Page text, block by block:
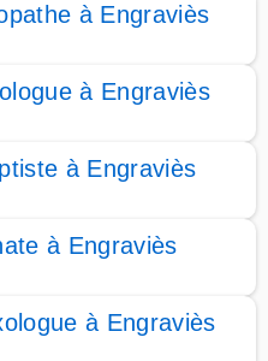
à Engraviès
à Engraviès
à Engraviès
à Engraviès
à Engraviès